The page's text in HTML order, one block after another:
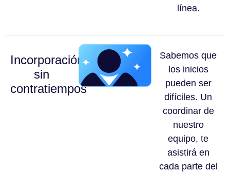
línea.
Incorporación
sin
contratiempos
Sabemos que
los inicios
pueden ser
difíciles. Un
coordinar de
nuestro
equipo, te
asistirá en
cada parte del